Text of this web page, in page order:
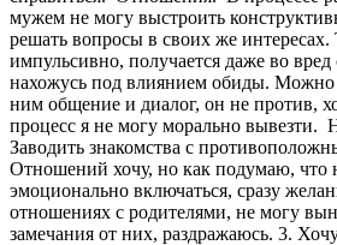
мужем не могу выстроить
решать вопросы в своих же интересах.
импульсивно, получается даже во
нахожусь под влиянием обиды. Можно
ним общение и диалог, он не против,
процесс я не могу морально вывезти.
Заводить знакомства с
Отношений хочу, но как подумаю, что
эмоционально включаться, сразу
отношениях с родителями, не могу
замечания от них, раздражаюсь. 3.